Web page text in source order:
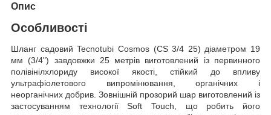
Опис
Особливості
Шланг садовий Tecnotubi Cosmos (CS 3/4 25) діаметром 19
мм (3/4") завдовжки 25 метрів виготовлений із первинного
полівінілхлориду високої якості, стійкий до впливу
ультрафіолетового випромінювання, органічних і
неорганічних добрив. Зовнішній прозорий шар виготовлений із
застосуванням технології Soft Touch, що робить його